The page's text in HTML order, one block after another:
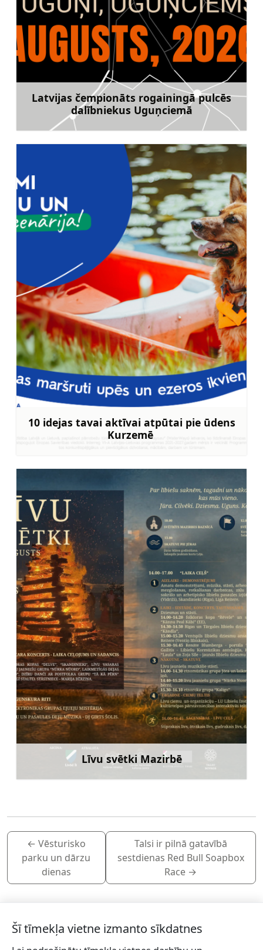
Latvijas čempionāts rogainingā pulcēs
dalībniekus Uguņciemā
Uzzināt vairāk
10 idejas tavai aktīvai atpūtai pie ūdens
Kurzemē
Līvu svētki Mazirbē
Uzzināt vairāk
← Vēsturisko
parku un dārzu
dienas
Talsi ir pilnā gatavībā
sestdienas Red Bull Soapbox
Race →
Šī tīmekļa vietne izmanto sīkdatnes